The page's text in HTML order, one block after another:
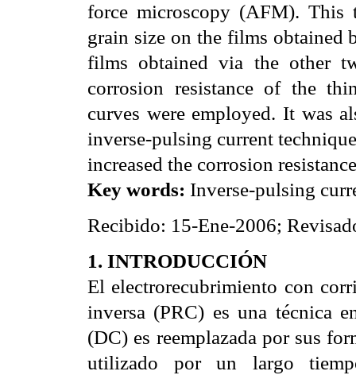
force microscopy (AFM). This
grain size on the films obtained
films obtained via the other
corrosion resistance of the
curves were employed. It was
inverse-pulsing current
increased the corrosion
Key words: Inverse-pulsing
Recibido: 15-Ene-2006;
1. INTRODUCCIÓN
El electrorecubrimiento con
inversa (PRC) es una técnica
(DC) es reemplazada por sus
utilizado por un largo